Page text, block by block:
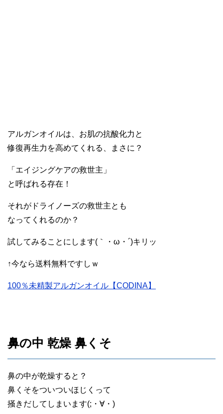
アルガンオイルは、お肌の抗酸化力と
修復再生力を高めてくれる、まさに？
「エイジングケアの救世主」
と呼ばれる存在！
それがドライノーズの救世主とも
なってくれるのか？
試してみることにします(｀・ω・´)キリッ
↑今なら送料無料ですしｗ
100％未精製アルガンオイル【CODINA】
鼻の中 乾燥 鼻くそ
鼻の中が乾燥すると？
鼻くそをついついほじくって
掻きだしてしまいます(;・∀・)